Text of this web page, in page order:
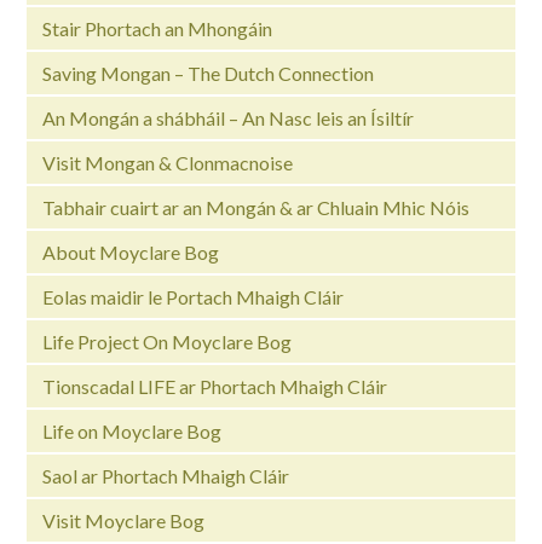
Stair Phortach an Mhongáin
Saving Mongan – The Dutch Connection
An Mongán a shábháil – An Nasc leis an Ísiltír
Visit Mongan & Clonmacnoise
Tabhair cuairt ar an Mongán & ar Chluain Mhic Nóis
About Moyclare Bog
Eolas maidir le Portach Mhaigh Cláir
Life Project On Moyclare Bog
Tionscadal LIFE ar Phortach Mhaigh Cláir
Life on Moyclare Bog
Saol ar Phortach Mhaigh Cláir
Visit Moyclare Bog